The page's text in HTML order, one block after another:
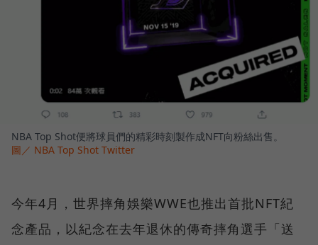
NBA Top Shot便將球員們的精彩時刻製作成NFT向粉絲出售。
圖／ NBA Top Shot Twitter
今年4月，世界摔角娛樂WWE也推出首批NFT紀
念產品，以紀念在去年退休的傳奇摔角選手「送